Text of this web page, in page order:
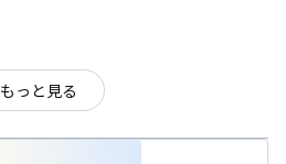
もっと見る